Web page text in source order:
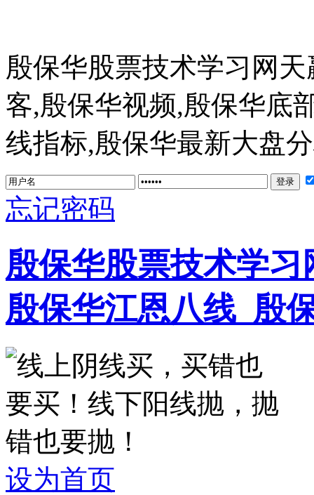
殷保华股票技术学习网
客,殷保华视频,殷保华底
线指标,殷保华最新大盘
忘记密码
殷保华股票技术学
殷保华江恩八线_殷
设为首页